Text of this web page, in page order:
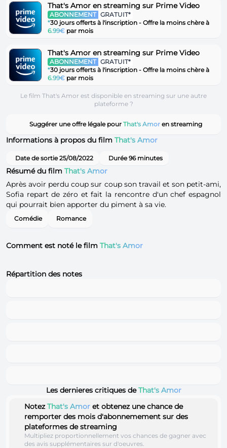
That's Amor en streaming sur Prime Video
ABONNEMENT GRATUIT*
*30 jours offerts à l'inscription - Offre la moins chère à
6.99€ par mois
That's Amor en streaming sur Prime Video
ABONNEMENT GRATUIT*
*30 jours offerts à l'inscription - Offre la moins chère à
6.99€ par mois
Le film That's Amor est disponible en streaming sur une autre
plateforme ?
Suggérer une offre légale pour That's Amoren streaming
Informations à propos du film That's Amor
Date de sortie 25/08/2022 Durée 96 minutes
Résumé du film That's Amor
Après avoir perdu coup sur coup son travail et son petit-ami,
Sofia repart de zéro et fait la rencontre d'un chef espagnol
qui pourrait bien apporter du piment à sa vie.
Comédie Romance
Comment est noté le film That's Amor
Répartition des notes
Les dernieres critiques deThat's Amor
NotezThat's Amor et obtenez une chance de
remporter des mois d'abonnemement sur des
plateformes de streaming
Multipliez proportionnellement vos chances de gagner avec
des avis supplémentaires sur d'oeuvres.